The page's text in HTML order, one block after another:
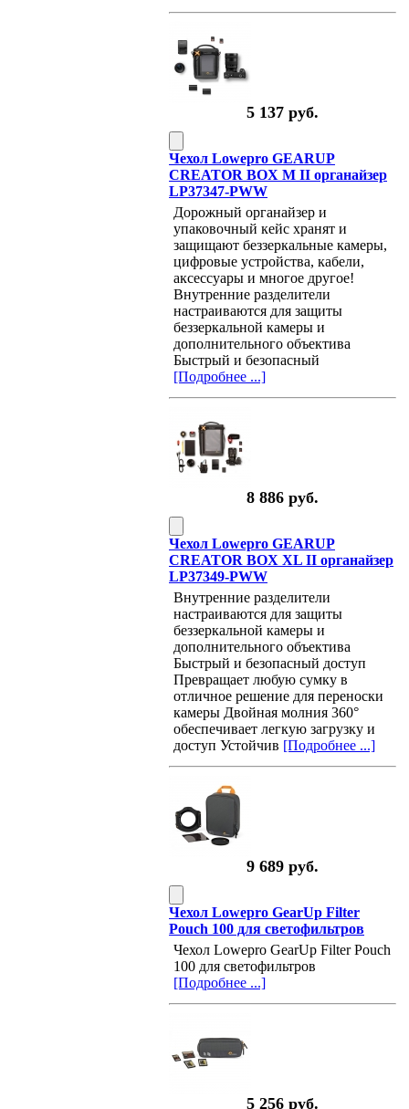
5 137 руб.
Чехол Lowepro GEARUP
CREATOR BOX M II органайзер
LP37347-PWW
Дорожный органайзер и
упаковочный кейс хранят и
защищают беззеркальные камеры,
цифровые устройства, кабели,
аксессуары и многое другое!
Внутренние разделители
настраиваются для защиты
беззеркальной камеры и
дополнительного объектива
Быстрый и безопасный
[Подробнее ...]
8 886 руб.
Чехол Lowepro GEARUP
CREATOR BOX XL II органайзер
LP37349-PWW
Внутренние разделители
настраиваются для защиты
беззеркальной камеры и
дополнительного объектива
Быстрый и безопасный доступ
Превращает любую сумку в
отличное решение для переноски
камеры Двойная молния 360°
обеспечивает легкую загрузку и
доступ Устойчив [Подробнее ...]
9 689 руб.
Чехол Lowepro GearUp Filter
Pouch 100 для светофильтров
Чехол Lowepro GearUp Filter Pouch
100 для светофильтров
[Подробнее ...]
5 256 руб.